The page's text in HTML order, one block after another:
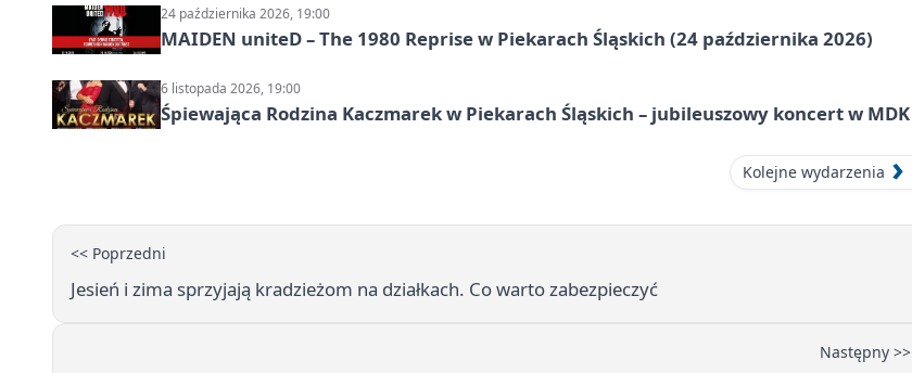
24 października 2026, 19:00
MAIDEN uniteD – The 1980 Reprise w Piekarach Śląskich (24 października 2026)
6 listopada 2026, 19:00
Śpiewająca Rodzina Kaczmarek w Piekarach Śląskich – jubileuszowy koncert w MDK
Kolejne wydarzenia
<< Poprzedni
Jesień i zima sprzyjają kradzieżom na działkach. Co warto zabezpieczyć
Następny >>